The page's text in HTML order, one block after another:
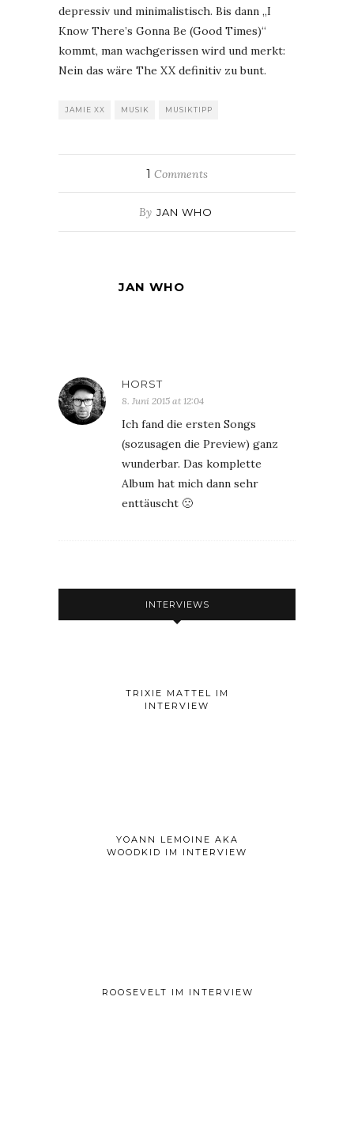
depressiv und minimalistisch. Bis dann „I
Know There’s Gonna Be (Good Times)“
kommt, man wachgerissen wird und merkt:
Nein das wäre The XX definitiv zu bunt.
JAMIE XX MUSIK MUSIKTIPP
1 Comments
By JAN WHO
JAN WHO
HORST
8. Juni 2015 at 12:04
Ich fand die ersten Songs
(sozusagen die Preview) ganz
wunderbar. Das komplette
Album hat mich dann sehr
enttäuscht 🙁
INTERVIEWS
TRIXIE MATTEL IM
INTERVIEW
YOANN LEMOINE AKA
WOODKID IM INTERVIEW
ROOSEVELT IM INTERVIEW